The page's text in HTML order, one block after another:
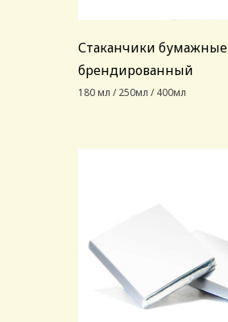
Стаканчики бумажные
брендированный
180 мл / 250мл / 400мл